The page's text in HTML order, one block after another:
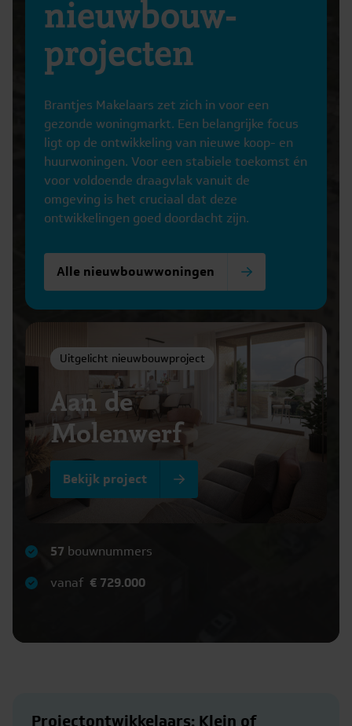
nieuwbouw-
projecten
Brantjes Makelaars zet zich in voor een
gezonde woningmarkt. Een belangrijke focus
ligt op de ontwikkeling van nieuwe koop- en
huurwoningen. Voor een stabiele toekomst én
voor voldoende draagvlak vanuit de
omgeving is het cruciaal dat deze
ontwikkelingen goed doordacht zijn.
Alle nieuwbouwwoningen
Uitgelicht nieuwbouwproject
Aan de
Molenwerf
Bekijk project
57 bouwnummers
vanaf € 729.000
Projectontwikkelaars: Klein of